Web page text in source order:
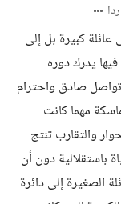
عائلة كبيرة بل إلى
يدرك دوره
صادق واحترام
مهما كانت
والتقارب تنتج
باستقلالية دون أن
الصغيرة إلى دائرة